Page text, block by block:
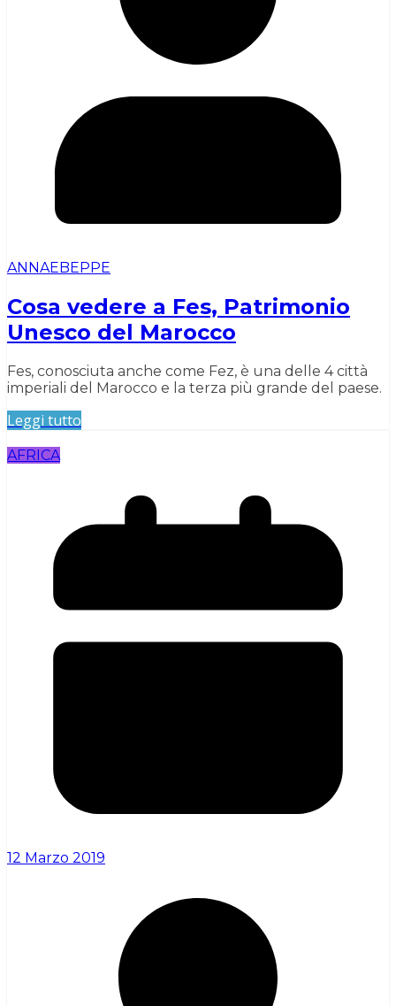
ANNAEBEPPE
Cosa vedere a Fes, Patrimonio
Unesco del Marocco
Fes, conosciuta anche come Fez, è una delle 4 città
imperiali del Marocco e la terza più grande del paese.
Leggi tutto
AFRICA
12 Marzo 2019